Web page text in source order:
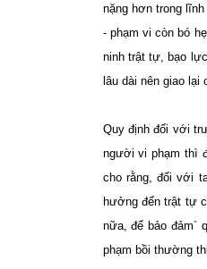
nặng hơn trong
- phạm vi còn bó
ninh trật tự, bạo
lâu dài nên giao
Quy định đối với
người vi phạm thì
cho rằng, đối với
hưởng đến trật tự
nữa, để bảo đảm`
phạm bồi thường